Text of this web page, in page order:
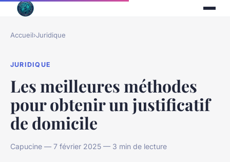
Accueil›Juridique
JURIDIQUE
Les meilleures méthodes
pour obtenir un justificatif
de domicile
Capucine — 7 février 2025 — 3 min de lecture